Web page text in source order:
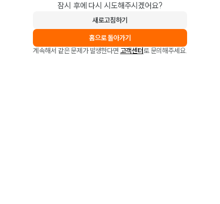
잠시 후에 다시 시도해주시겠어요?
새로고침하기
홈으로 돌아가기
계속해서 같은 문제가 발생한다면 고객센터로 문의해주세요.